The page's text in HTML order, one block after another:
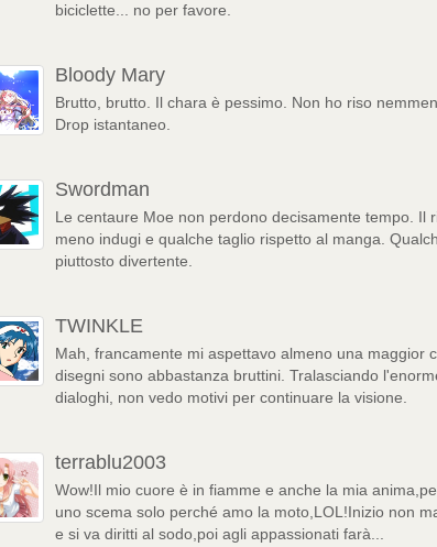
biciclette... no per favore.
Bloody Mary
Brutto, brutto. Il chara è pessimo. Non ho riso
Drop istantaneo.
Swordman
Le centaure Moe non perdono decisamente tempo. Il
meno indugi e qualche taglio rispetto al manga.
piuttosto divertente.
TWINKLE
Mah, francamente mi aspettavo almeno una maggior
disegni sono abbastanza bruttini. Tralasciando
dialoghi, non vedo motivi per continuare la visione.
terrablu2003
Wow!Il mio cuore è in fiamme e anche la mia
uno scema solo perché amo la moto,LOL!Inizio non
e si va diritti al sodo,poi agli appassionati farà...